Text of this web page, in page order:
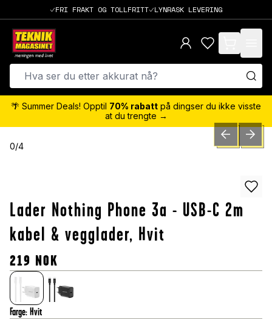
FRI FRAKT OG TOLLFRITT LYNRASK LEVERING
items in cart,
🌴 Summer Deals! Opptil 70% rabatt på dingser du ikke visste
at du trengte →
0/4 PREVIOUSNEXT
Lader Nothing Phone 3a - USB-C 2m
kabel & vegglader, Hvit
219 NOK
Farge: Hvit